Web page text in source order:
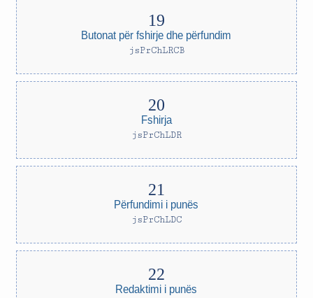
Butonat për fshirje dhe përfundim
jsPrChLRCB
Fshirja
jsPrChLDR
Përfundimi i punës
jsPrChLDC
Redaktimi i punës